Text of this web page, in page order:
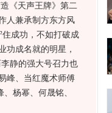
《天声王牌》第二
人兼承制方东方风
成功，不如打破成
功成名就的明星，
静的强大号召力也
峰、当红魔术师傅
杨幂、何晟铭、